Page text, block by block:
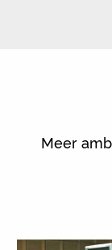
Meer